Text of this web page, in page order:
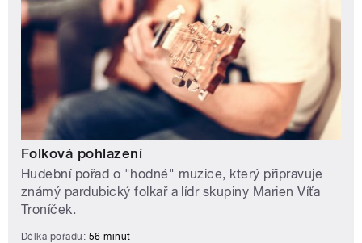
Folková pohlazení
Hudební pořad o "hodné" muzice, který připravuje
známý pardubický folkař a lídr skupiny Marien Víťa
Troníček.
Délka pořadu: 56 minut